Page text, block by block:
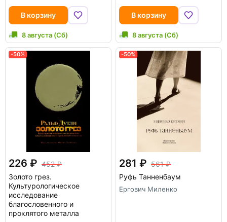
В корзину
8 августа (Сб)
В корзину
8 августа (Сб)
-50%
226
452
Золото грез.
Культурологическое
исследование
благословенного и
проклятого металла
-50%
281
561
Руфь Танненбаум
Ергович Миленко